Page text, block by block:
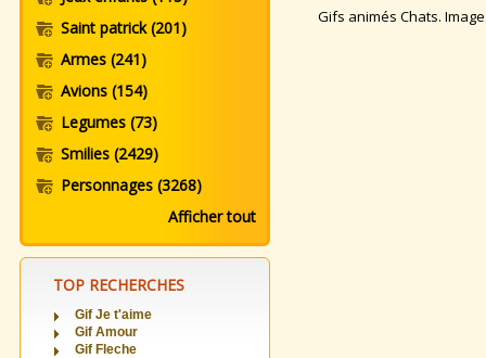
Saint patrick(201)
Armes (241)
Avions (154)
Legumes (73)
Smilies (2429)
Personnages (3268)
Afficher tout
TOP RECHERCHES
Gif Je t'aime
Gif Amour
Gif Fleche
Gifs animés Chats.